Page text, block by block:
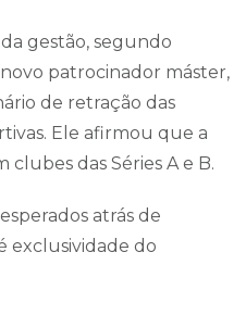
gestão, segundo
patrocinador máster,
de retração das
Ele afirmou que a
das Séries A e B.
atrás de
exclusividade do